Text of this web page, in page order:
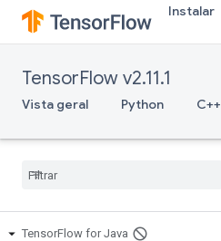
Instalar
TensorFlow v2.11.1
Vista geral Python C++
TensorFlow for Java